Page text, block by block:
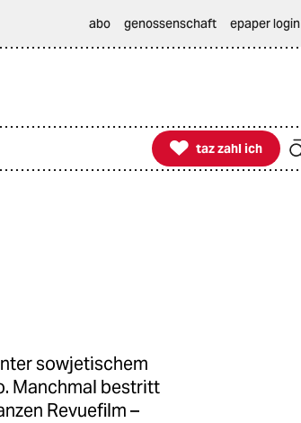
abo genossenschaft epaper login

taz zahl ich
taz zahl ich
sowjetischem
Manchmal bestritt
Revuefilm –